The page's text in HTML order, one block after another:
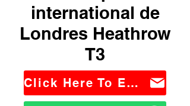
international de
Londres Heathrow
T3
Click Here To Email Us